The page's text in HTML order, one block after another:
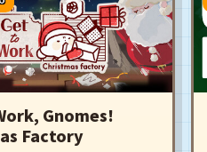
Gnomes!
Factory